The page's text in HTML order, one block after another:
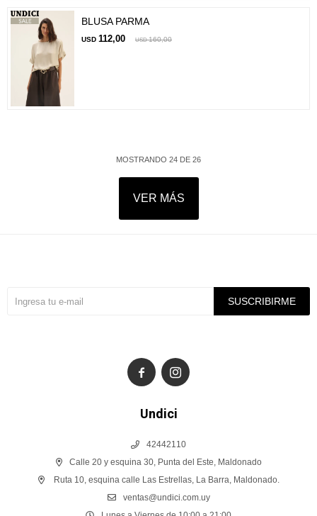
BLUSA PARMA
USD 112,00 USD 160,00
MOSTRANDO 24 DE 26
VER MÁS
Undici
42442110
Calle 20 y esquina 30, Punta del Este, Maldonado
Ruta 10, esquina calle Las Estrellas, La Barra, Maldonado.
ventas@undici.com.uy
SUSCRIBIRME
 